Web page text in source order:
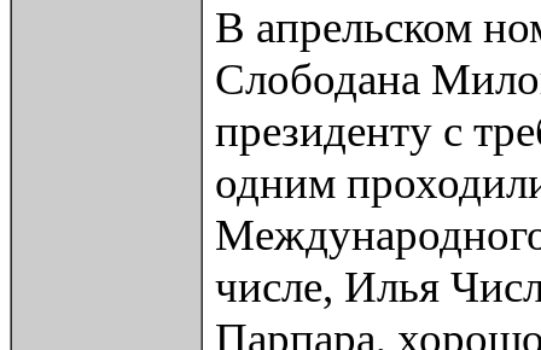
В апрельском
Слободана
президенту с
одним
числе, Илья
Парпара,